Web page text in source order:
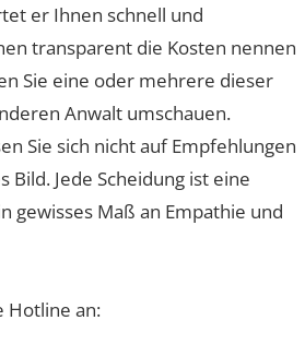
er Ihnen schnell und
transparent die Kosten nennen
Sie eine oder mehrere dieser
Anwalt umschauen.
Sie sich nicht auf Empfehlungen
Jede Scheidung ist eine
Maß an Empathie und
Hotline an: